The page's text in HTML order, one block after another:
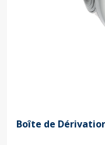
Boîte de